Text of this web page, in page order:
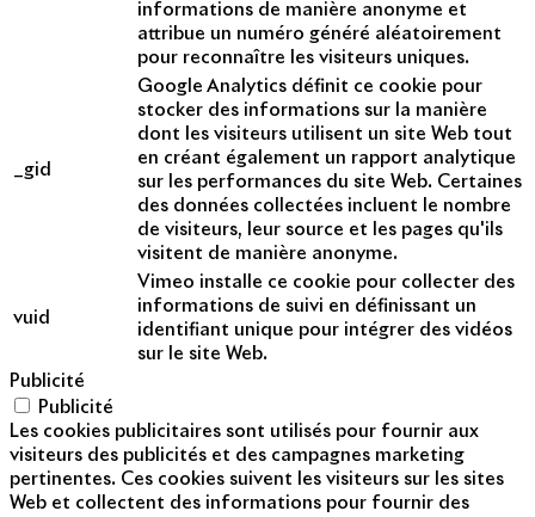
informations de manière anonyme et
attribue un numéro généré aléatoirement
pour reconnaître les visiteurs uniques.
_gid
Google Analytics définit ce cookie pour
stocker des informations sur la manière
dont les visiteurs utilisent un site Web tout
en créant également un rapport analytique
sur les performances du site Web. Certaines
des données collectées incluent le nombre
de visiteurs, leur source et les pages qu'ils
visitent de manière anonyme.
vuid
Vimeo installe ce cookie pour collecter des
informations de suivi en définissant un
identifiant unique pour intégrer des vidéos
sur le site Web.
Publicité
Publicité
Les cookies publicitaires sont utilisés pour fournir aux
visiteurs des publicités et des campagnes marketing
pertinentes. Ces cookies suivent les visiteurs sur les sites
Web et collectent des informations pour fournir des